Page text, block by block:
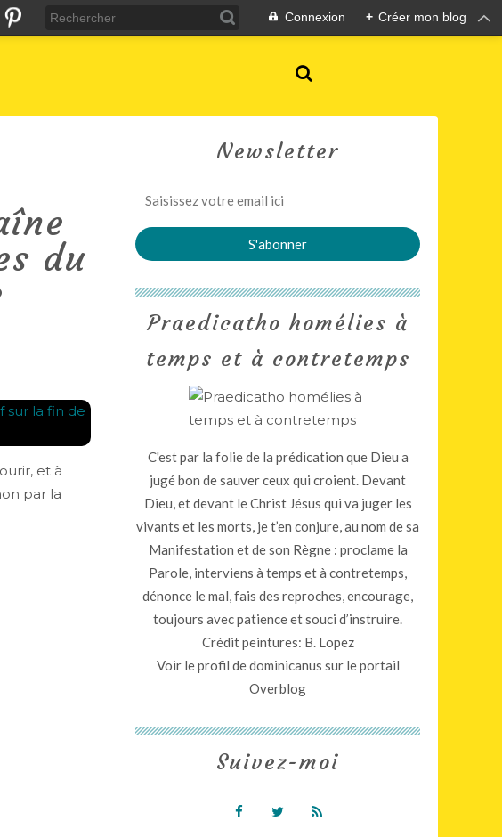
Connexion + Créer mon blog
du
et à
par la
Newsletter
Praedicatho homélies à
temps et à contretemps
C'est par la folie de la prédication que Dieu a
jugé bon de sauver ceux qui croient. Devant
Dieu, et devant le Christ Jésus qui va juger les
vivants et les morts, je t’en conjure, au nom de sa
Manifestation et de son Règne : proclame la
Parole, interviens à temps et à contretemps,
dénonce le mal, fais des reproches, encourage,
toujours avec patience et souci d’instruire.
Crédit peintures: B. Lopez
Voir le profil dedominicanus sur le portail
Overblog
Suivez-moi